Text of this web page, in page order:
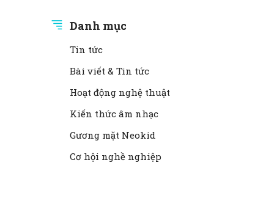
Danh mục
Tin tức
Bài viết & Tin tức
Hoạt động nghệ thuật
Kiến thức âm nhạc
Gương mặt Neokid
Cơ hội nghề nghiệp